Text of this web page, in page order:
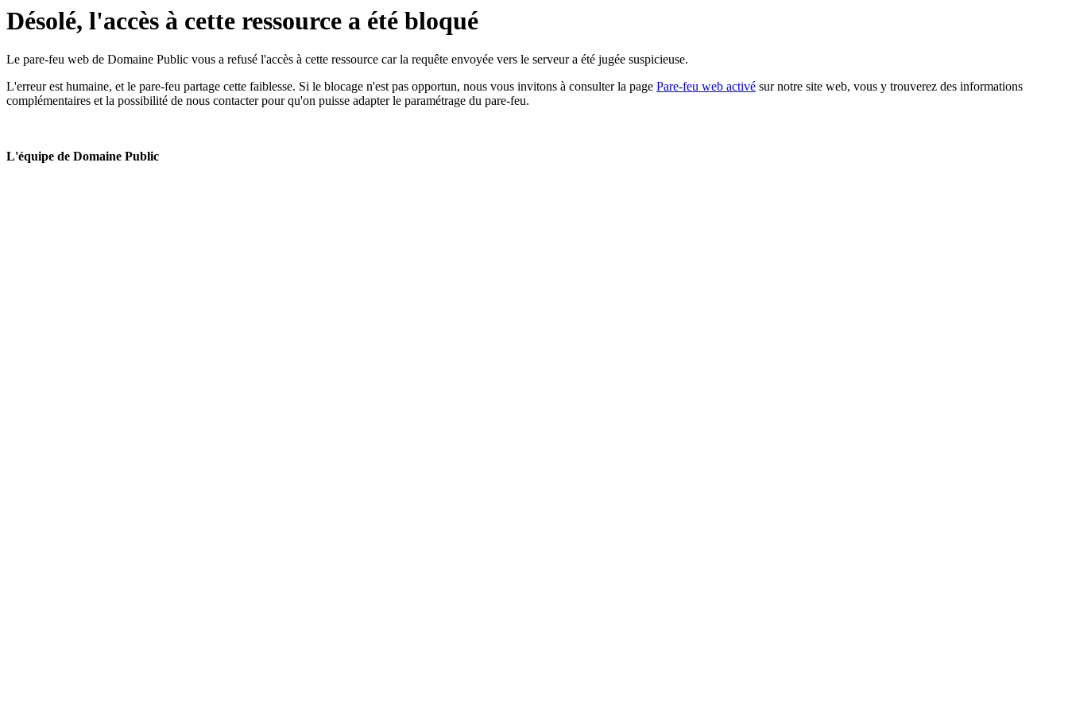
Désolé, l'accès à cette ressource a été bloqué
Le pare-feu web de Domaine Public vous a refusé l'accès à cette ressource car la requête envoyée vers le serveur a été jugée suspicieuse.
L'erreur est humaine, et le pare-feu partage cette faiblesse. Si le blocage n'est pas opportun, nous vous invitons à consulter la page Pare-feu web activé sur notre site web, vous y trouverez des informations
complémentaires et la possibilité de nous contacter pour qu'on puisse adapter le paramétrage du pare-feu.
L'équipe de Domaine Public